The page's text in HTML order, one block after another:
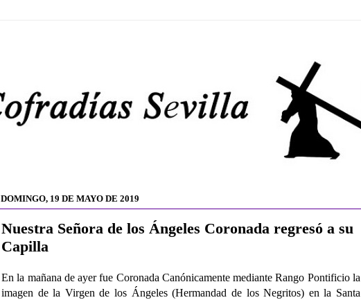
DOMINGO, 19 DE MAYO DE 2019
Nuestra Señora de los Ángeles Coronada regresó a su
Capilla
En la mañana de ayer fue Coronada Canónicamente mediante Rango Pontificio la
imagen de la Virgen de los Ángeles (Hermandad de los Negritos) en la Santa